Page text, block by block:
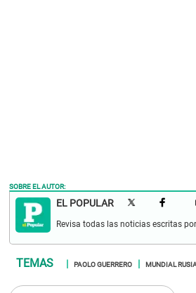
SOBRE EL AUTOR:
EL POPULAR
Revisa todas las noticias escritas
PAOLO GUERRERO MUNDIAL